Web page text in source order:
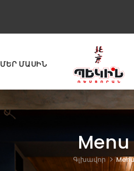
ՄԵՐ ՄԱՍԻՆ
Menu
Գլխավոր Menu